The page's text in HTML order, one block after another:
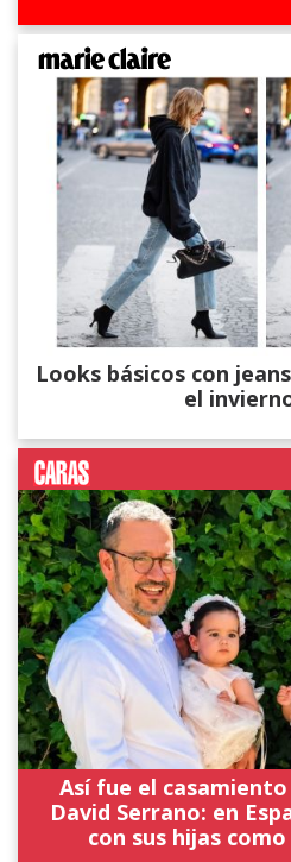
Looks básicos con
el
Así fue el
David Serrano: en
con sus hijas